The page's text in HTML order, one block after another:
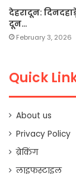
देहरादून:
दून…
February 3, 2026
Quick
About us
Privacy Policy
ब्रेकिंग
लाइफस्टाइल